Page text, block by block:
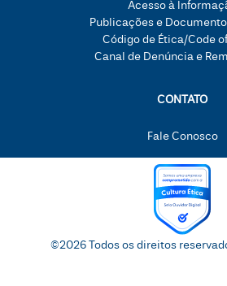
Acesso à
Publicações e
Código de Ética/Code
Canal de Denúncia e
CONTATO
Fale Conosco
©2026 Todos os direitos